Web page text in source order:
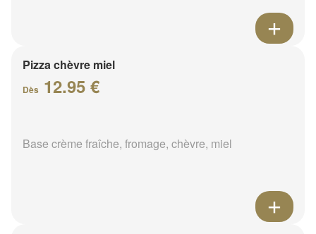
Pizza chèvre miel
Dès 12.95 €
Base crème fraîche, fromage, chèvre, miel